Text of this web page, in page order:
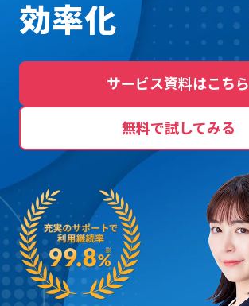
効率化
サービス資料はこちら
無料で試してみる